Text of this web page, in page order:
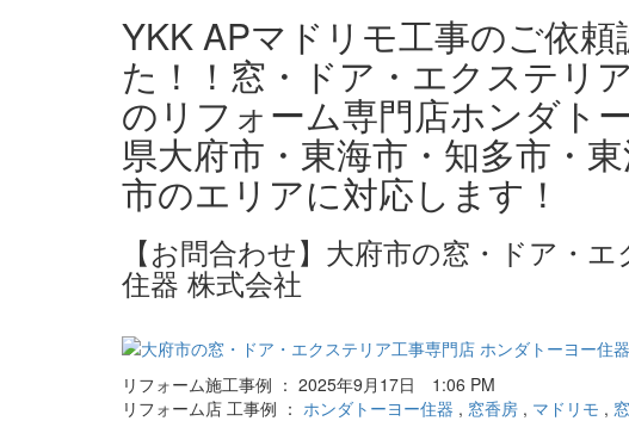
YKK APマドリモ工事のご依
た！！窓・ドア・エクステリ
のリフォーム専門店ホンダト
県大府市・東海市・知多市・
市のエリアに対応します！
【お問合わせ】大府市の窓・ドア・
住器 株式会社
リフォーム施工事例 ： 2025年9月17日 1:06 PM
リフォーム店 工事例 ： ホンダトーヨー住器 , 窓香房 , マドリモ ,